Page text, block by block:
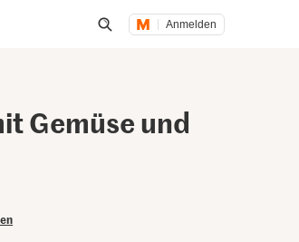
Anmelden
Gemüse und